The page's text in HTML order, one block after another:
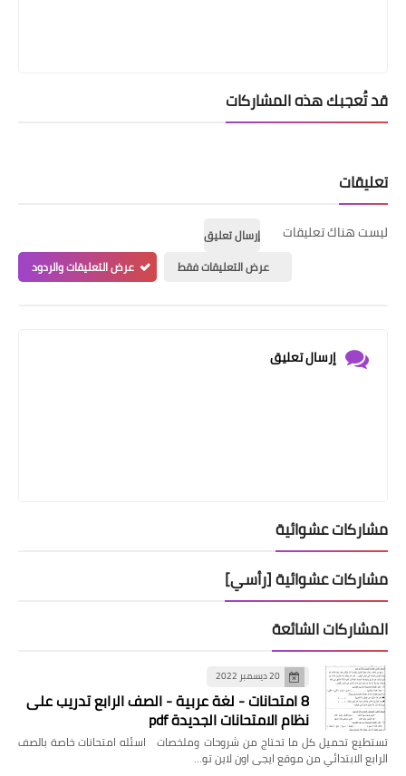
قد تُعجبك هذه المشاركات
تعليقات
ليست هناك تعليقات
إرسال تعليق
عرض التعليقات فقط
عرض التعليقات والردود
إرسال تعليق
مشاركات عشوائية
مشاركات عشوائية [رأسي]
المشاركات الشائعة
20 ديسمبر 2022
8 امتحانات - لغة عربية - الصف الرابع تدريب على
نظام الامتحانات الجديدة pdf
تستطيع تحميل كل ما تحتاج من شروحات وملخصات اسئله امتحانات خاصة بالصف
الرابع الابتدائي من موقع ايجى اون لاين تو…